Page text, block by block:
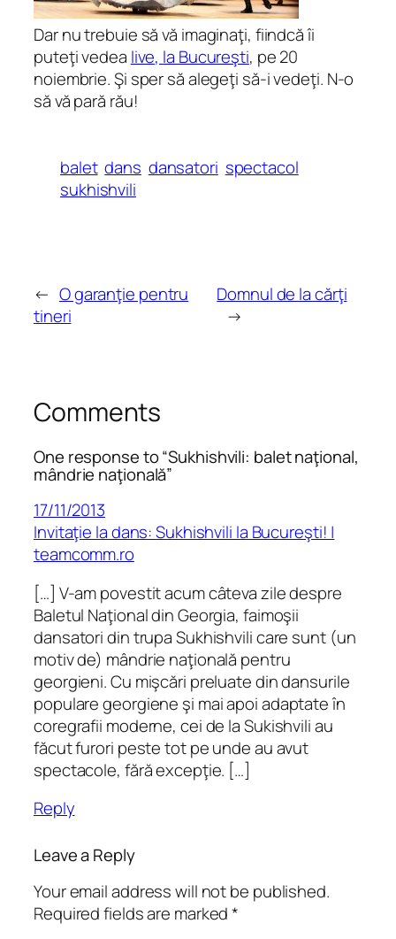
Dar nu trebuie să vă imaginaţi, fiindcă îi
puteţi vedea live, la Bucureşti, pe 20
noiembrie. Şi sper să alegeţi să-i vedeţi. N-o
să vă pară rău!
balet dans dansatori spectacol
sukhishvili
← O garanţie pentru
tineri
Domnul de la cărţi
→
Comments
One response to “Sukhishvili: balet naţional,
mândrie naţională”
17/11/2013
Invitaţie la dans: Sukhishvili la Bucureşti! |
teamcomm.ro
[…] V-am povestit acum câteva zile despre
Baletul Naţional din Georgia, faimoşii
dansatori din trupa Sukhishvili care sunt (un
motiv de) mândrie naţională pentru
georgieni. Cu mişcări preluate din dansurile
populare georgiene şi mai apoi adaptate în
coregrafii moderne, cei de la Sukishvili au
făcut furori peste tot pe unde au avut
spectacole, fără excepţie. […]
Reply
Leave a Reply
Your email address will not be published.
Required fields are marked*